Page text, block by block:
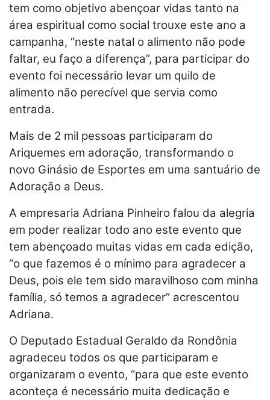
tem como objetivo abençoar vidas tanto na
área espiritual como social trouxe este ano a
campanha, “neste natal o alimento não pode
faltar, eu faço a diferença”, para participar do
evento foi necessário levar um quilo de
alimento não perecível que servia como
entrada.
Mais de 2 mil pessoas participaram do
Ariquemes em adoração, transformando o
novo Ginásio de Esportes em uma santuário de
Adoração a Deus.
A empresaria Adriana Pinheiro falou da alegria
em poder realizar todo ano este evento que
tem abençoado muitas vidas em cada edição,
“o que fazemos é o mínimo para agradecer a
Deus, pois ele tem sido maravilhoso com minha
família, só temos a agradecer” acrescentou
Adriana.
O Deputado Estadual Geraldo da Rondônia
agradeceu todos os que participaram e
organizaram o evento, “para que este evento
aconteça é necessário muita dedicação e